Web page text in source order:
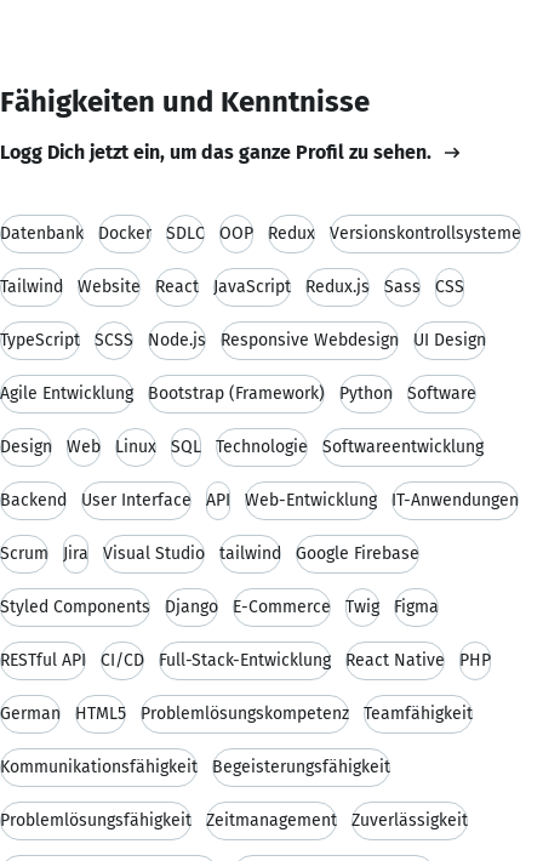
Fähigkeiten und Kenntnisse
Logg Dich jetzt ein, um das ganze Profil zu sehen.
Datenbank Docker SDLC OOP Redux Versionskontrollsysteme
Tailwind Website React JavaScript Redux.js Sass CSS
TypeScript SCSS Node.js Responsive Webdesign UI Design
Agile Entwicklung Bootstrap (Framework) Python Software
Design Web Linux SQL Technologie Softwareentwicklung
Backend User Interface API Web-Entwicklung IT-Anwendungen
Scrum Jira Visual Studio tailwind Google Firebase
Styled Components Django E-Commerce Twig Figma
RESTful API CI/CD Full-Stack-Entwicklung React Native PHP
German HTML5 Problemlösungskompetenz Teamfähigkeit
Kommunikationsfähigkeit Begeisterungsfähigkeit
Problemlösungsfähigkeit Zeitmanagement Zuverlässigkeit